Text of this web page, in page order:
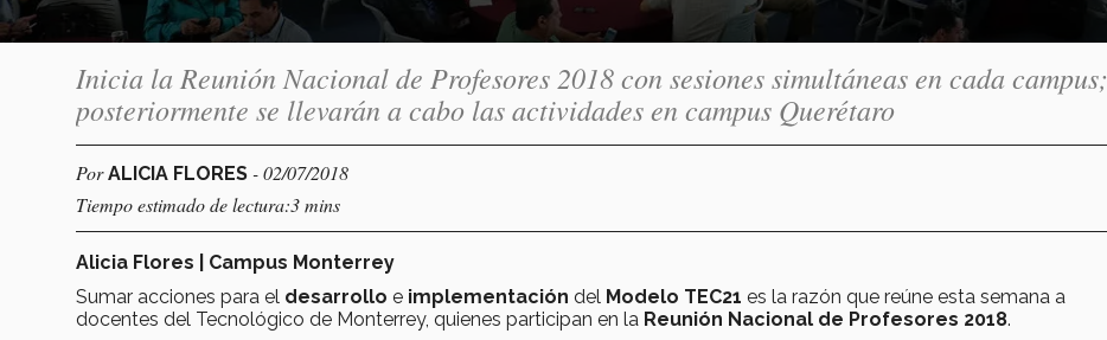
Inicia la Reunión Nacional de Profesores 2018 con sesiones simultáneas en cada campus;
posteriormente se llevarán a cabo las actividades en campus Querétaro
PorALICIA FLORES - 02/07/2018
Tiempo estimado de lectura:3 mins
Alicia Flores | Campus Monterrey
Sumar acciones para el desarrollo e implementación del Modelo TEC21 es la razón que reúne esta semana a
docentes del Tecnológico de Monterrey, quienes participan en la Reunión Nacional de Profesores 2018.